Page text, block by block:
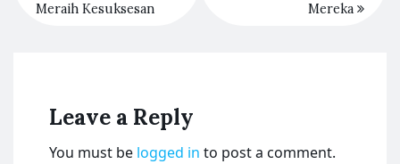
Meraih Kesuksesan
Mereka
Leave a Reply
You must be logged in to post a comment.